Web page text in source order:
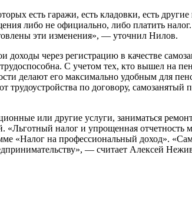
есть гаражи, есть кладовки, есть
либо не официально, либо платить
эти изменения», — уточнил Нилов.
доходы через регистрацию в качестве
С учетом тех, кто вышел на
делают его максимально удобным для
по договору, самозанятый
или другие услуги, заниматься
налог и упрощенная
«Налог на профессиональный доход».
— считает Алексей